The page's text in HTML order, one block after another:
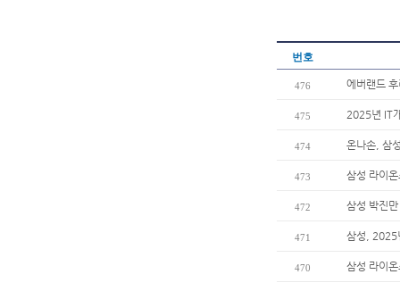
번호
476 에버랜드
475 2025년 IT
474 온나손, 삼
473 삼성 라이
472 삼성 박진
471 삼성, 2025
470 삼성 라이